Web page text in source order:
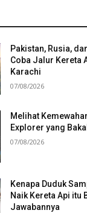
Pakistan, Rusia,
Coba Jalur Kereta
Karachi
07/08/2026
Melihat
Explorer yang
07/08/2026
Kenapa Duduk
Naik Kereta Api itu
Jawabannya